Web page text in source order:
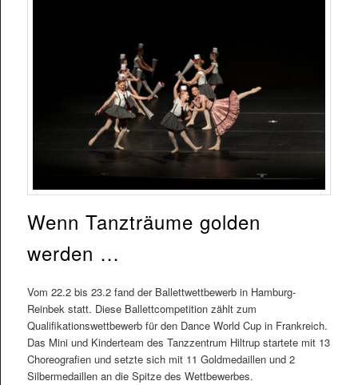
Wenn Tanzträume golden
werden …
Vom 22.2 bis 23.2 fand der Ballettwettbewerb in Hamburg-
Reinbek statt. Diese Ballettcompetition zählt zum
Qualifikationswettbewerb für den Dance World Cup in Frankreich.
Das Mini und Kinderteam des Tanzzentrum Hiltrup startete mit 13
Choreografien und setzte sich mit 11 Goldmedaillen und 2
Silbermedaillen an die Spitze des Wettbewerbes.